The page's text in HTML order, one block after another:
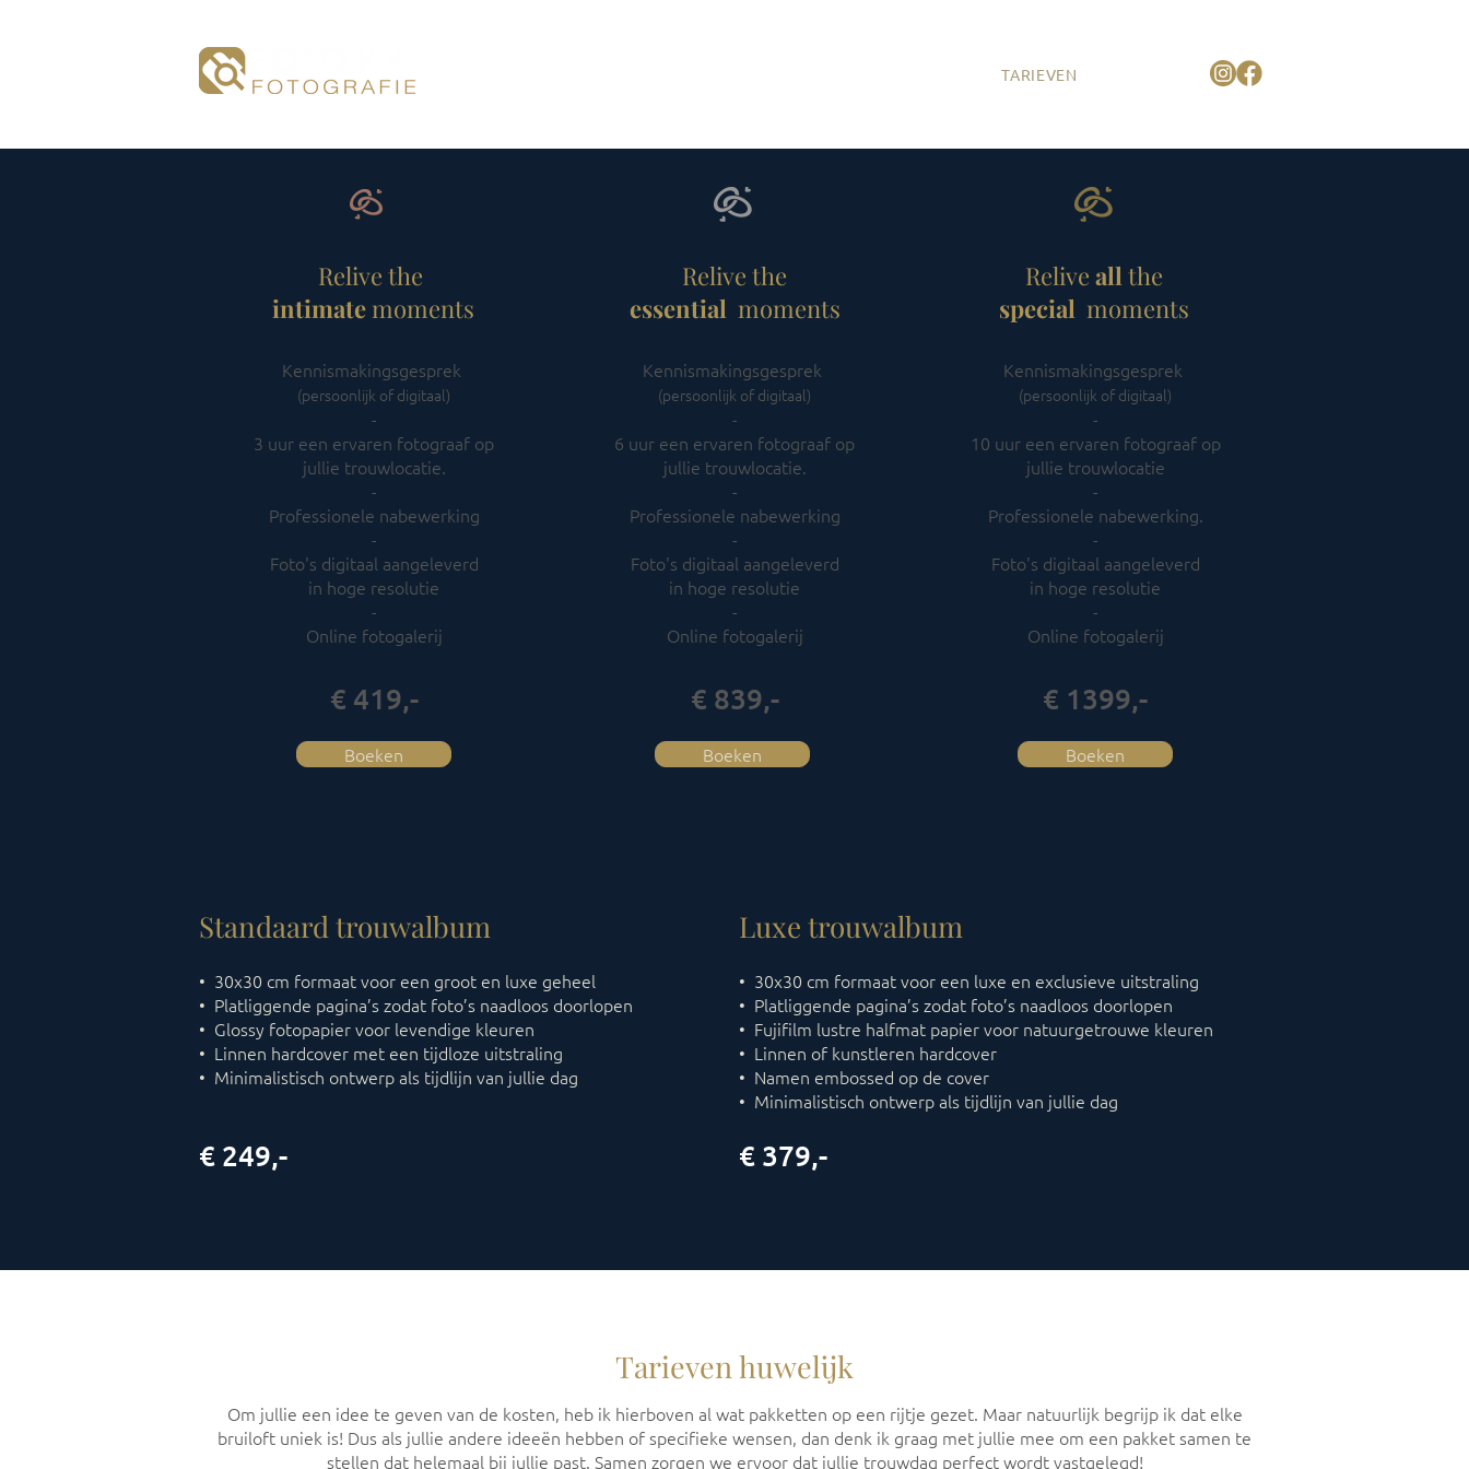
TARIEVEN
Relive the
intimatemoments
Kennismakingsgesprek
(persoonlijk of digitaal)
-​
3 uur een ervaren fotograaf op
jullie trouwlocatie.
​-
Professionele nabewerking
-​
Foto's digitaal aangeleverd
in hoge resolutie
​-
Online fotogalerij
€ 419,-
Boeken
Relive the
essential moments
Kennismakingsgesprek
(persoonlijk of digitaal)
​-
6 uur een ervaren fotograaf op
jullie trouwlocatie.
​-
Professionele nabewerking
​-
Foto's digitaal aangeleverd
in hoge resolutie
​-
Online fotogalerij
€ 839,-
Boeken
Relive allthe
special moments
Kennismakingsgesprek
(persoonlijk of digitaal)
-​
10 uur een ervaren fotograaf op
jullie trouwlocatie
-​
Professionele nabewerking.
-​
Foto's digitaal aangeleverd
in hoge resolutie
-​
Online fotogalerij
€ 1399,-
Boeken
Standaard trouwalbum
• 30x30 cm formaat voor een groot en luxe geheel
• Platliggende pagina’s zodat foto’s naadloos doorlopen
• Glossy fotopapier voor levendige kleuren
• Linnen hardcover met een tijdloze uitstraling
• Minimalistisch ontwerp als tijdlijn van jullie dag
€ 249,-
Luxe trouwalbum
• 30x30 cm formaat voor een luxe en exclusieve uitstraling
• Platliggende pagina’s zodat foto’s naadloos doorlopen
• Fujifilm lustre halfmat papier voor natuurgetrouwe kleuren
• Linnen of kunstleren hardcover
• Namen embossed op de cover
• Minimalistisch ontwerp als tijdlijn van jullie dag
€ 379,-
Tarieven huwelijk
Om jullie een idee te geven van de kosten, heb ik hierboven al wat pakketten op een rijtje gezet. Maar natuurlijk begrijp ik dat elke
bruiloft uniek is! Dus als jullie andere ideeën hebben of specifieke wensen, dan denk ik graag met jullie mee om een pakket samen te
stellen dat helemaal bij jullie past. Samen zorgen we ervoor dat jullie trouwdag perfect wordt vastgelegd!